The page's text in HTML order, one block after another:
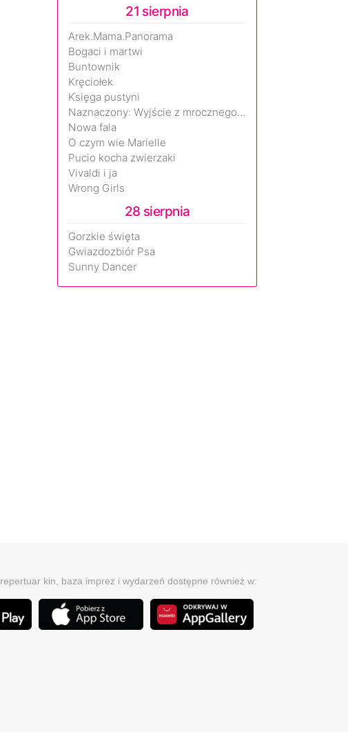
21 sierpnia
Arek.Mama.Panorama
Bogaci i martwi
Buntownik
Kręciołek
Księga pustyni
Naznaczony: Wyjście z mrocznego wymiaru
Nowa fala
O czym wie Marielle
Pucio kocha zwierzaki
Vivaldi i ja
Wrong Girls
28 sierpnia
Gorzkie święta
Gwiazdozbiór Psa
Sunny Dancer
repertuar kin, baza imprez i wydarzeń dostępne również w: